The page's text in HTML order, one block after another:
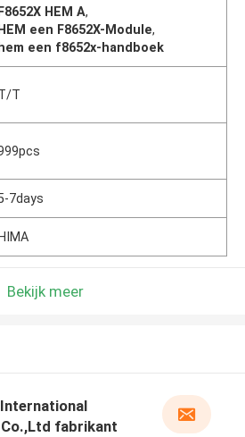
HEM A,
een F8652X-Module,
een f8652x-handboek
T
7days
Bekijk meer
fabrikant